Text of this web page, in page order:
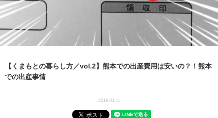
【くまもとの暮らし方／vol.2】熊本での出産費用は安いの？！熊本
での出産事情
2019.03.11